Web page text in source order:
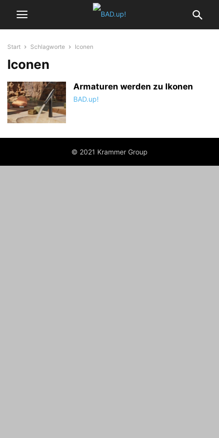
Start Schlagworte Iconen
Iconen
Armaturen werden zu Ikonen
BAD.up!
© 2021 Krammer Group